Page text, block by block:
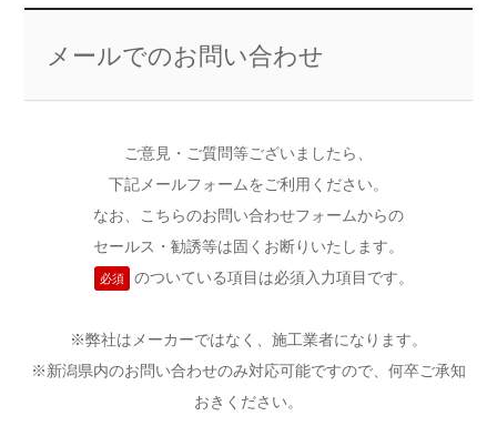
メールでのお問い合わせ
ご意見・ご質問等ございましたら、
下記メールフォームをご利用ください。
なお、こちらのお問い合わせフォームからの
セールス・勧誘等は固くお断りいたします。
必須 のついている項目は必須入力項目です。
※弊社はメーカーではなく、施工業者になります。
※新潟県内のお問い合わせのみ対応可能ですので、何卒ご承知
おきください。